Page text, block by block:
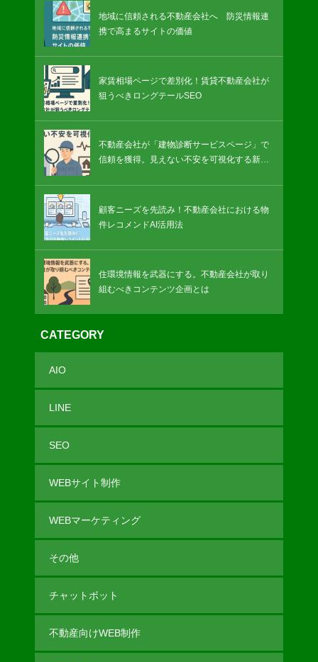
地域に信頼される不動産会社へ 防災情報連
携で高まるサイトの価値
家賃相場ページで差別化！賃貸不動産会社が
狙うべきロングテールSEO
不動産会社が「建物診断サービスページ」で
信頼を獲得。見えない不安を可視化する新戦
顧客ニーズを先読み！不動産会社における物
件レコメンドAI活用法
住環境情報を武器にする。不動産会社が取り
組むべきコンテンツ企画とは
CATEGORY
AIO
LINE
SEO
WEBサイト制作
WEBマーケティング
その他
チャットボット
不動産向けWEB制作